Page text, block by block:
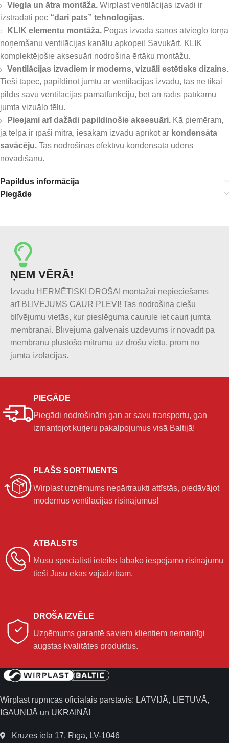
Viegla un ātra montāža. Wirplast ventilācijas izvadi ir
izstrādāti pēc “dari pats” tehnoloģijas.
KLIK elementu montāža. Pogas izvada sānos atvieglo torņa
noņemšanu ventilācijas kanālu apkopei! Savukārt, KLIK
komplektējošie aksesuāri nodrošina ērtāku montāžu.
Ventilācijas izvadiem ir moderns, vizuāli estētisks dizains.
Tieši tāpēc, papildinot jumtu ar ventilācijas izvadu, tas ne tikai
pildīs savu ventilācijas pamatfunkciju, bet arī radīs patīkamu
jumta vizuālo tēlu.
Pieejami arī dažādi papildinošie aksesuāri. Kā piemēram,
ja telpa ir īpaši mitra, iesakām izvadu aprīkot ar kondensāta
savācēju. Tas nodrošinās efektīvu kondensāta ūdens
novadīšanu.
Papildus informācija
Piegāde
ŅEM VĒRĀ!
Izvadu HERMĒTISKI DROŠAI montāžai nepieciešams
arī BLĪVĒJUMS CAUR PLĒVI! Tas nodrošina ciešu
blīvējumu vietās, kur pieslēguma caurule iet cauri jumta
membrānai. Blīvējuma galvenais uzdevums ir novadīt pa
membrānu plūstošo mitrumu uz drošu vietu, prom no
jumta izolācijas.
PIEGĀDE
Piegādi nodrošinām gan ar savu transportu, gan
izmantojot kurjeru pakalpojumus visā Baltijā!
PLAŠS SORTIMENTS
Wirplast uzņēmums nepārtraukti attīstās, piedāvājot
modernus ventilācijas risinājumus!
ATBALSTS
Mūsu speciālisti ieteiks labāko iespējamo risinājumu
tieši Jūsu ēkas vajadzībām.
DROŠA IZVĒLE
Uzņēmums garantē saviem klientiem nemainīgi
augstas kvalitātes produktus.
Wirplast rūpnīcas oficiālais pārstāvis: LATVIJĀ, LIETUVĀ,
IGAUNIJĀ un UKRAINĀ!
Krūzes iela 17, Rīga, LV-1046